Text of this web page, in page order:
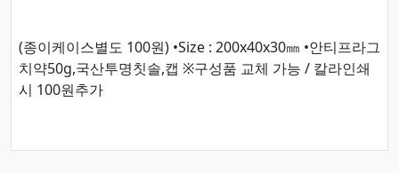
(종이케이스별도 100원) •Size : 200x40x30㎜ •안티프라그
치약50g,국산투명칫솔,캡 ※구성품 교체 가능 / 칼라인쇄
시 100원추가